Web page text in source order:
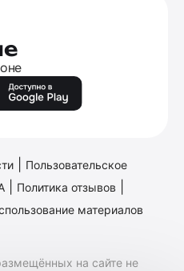
Пользовательское
Политика отзывов
материалов
на сайте не